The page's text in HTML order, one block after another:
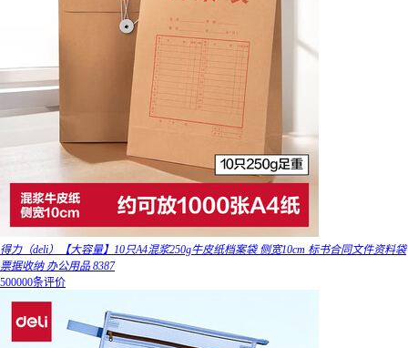
得力（deli）【大容量】10只A4混浆250g牛皮纸档案袋 侧宽10cm 标书合同文件资料袋
票据收纳 办公用品 8387
500000条评价